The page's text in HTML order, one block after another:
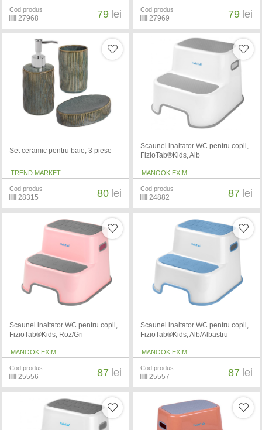
Cod produs
27968 79 lei Cod produs
27969 79 lei
Set ceramic pentru baie, 3 piese
TREND MARKET
Cod produs
28315 80 lei
Scaunel inaltator WC pentru copii,
FizioTab®Kids, Alb
MANOOK EXIM
Cod produs
24882 87 lei
Scaunel inaltator WC pentru copii,
FizioTab®Kids, Roz/Gri
MANOOK EXIM
Cod produs
25556 87 lei
Scaunel inaltator WC pentru copii,
FizioTab®Kids, Alb/Albastru
MANOOK EXIM
Cod produs
25557 87 lei